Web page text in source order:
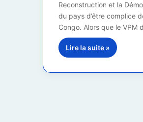
Reconstruction et la
du pays d’être complice
Congo. Alors que le VPM
Lire la suite »